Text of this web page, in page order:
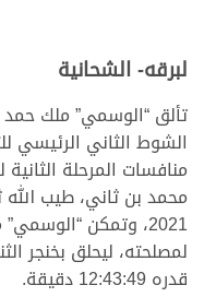
لبرقه- الشحانية
تألق “الوسمي” ملك
الشوط الثاني الرئيسي
منافسات المرحلة
2021، وتمكن
لمصلحته، ليحلق بخنجر
قدره 12:43:49 دقيقة.